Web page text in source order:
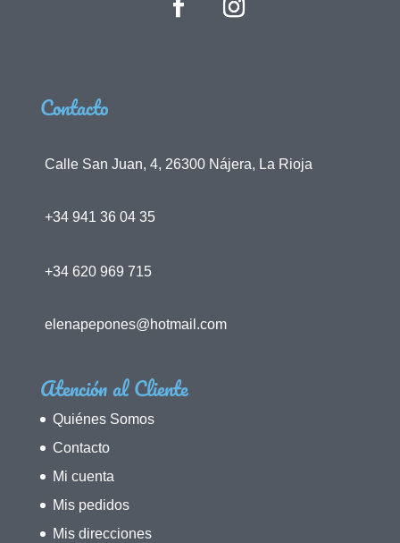
Contacto
Calle San Juan, 4, 26300 Nájera, La Rioja
+34 941 36 04 35
+34 620 969 715
elenapepones@hotmail.com
Atención al Cliente
Quiénes Somos
Contacto
Mi cuenta
Mis pedidos
Mis direcciones